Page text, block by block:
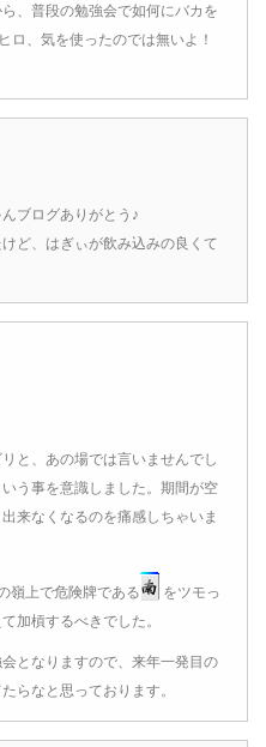
、普段の勉強会で如何にバカを
ロ、気を使ったのでは無いよ！
ブログありがとう♪
ど、はぎぃが飲み込みの良くて
と、あの場では言いませんでし
う事を意識しました。期間が空
来なくなるのを痛感しちゃいま
嶺上で危険牌である
をツモっ
加槓するべきでした。
となりますので、来年一発目の
らなと思っております。